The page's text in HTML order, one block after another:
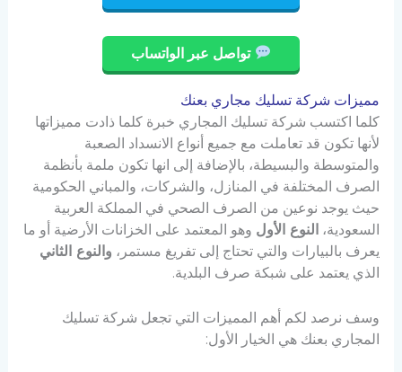
تواصل عبر الواتساب
مميزات شركة تسليك مجاري بعنك
كلما اكتسب شركة تسليك المجاري خبرة كلما ذادت مميزاتها
لأنها تكون قد تعاملت مع جميع أنواع الانسداد الصعبة
والمتوسطة والبسيطة، بالإضافة إلى انها تكون ملمة بأنظمة
الصرف المختلفة في المنازل، والشركات، والمباني الحكومية
حيث يوجد نوعين من الصرف الصحي في المملكة العربية
السعودية،النوع الأول وهو المعتمد على الخزانات الأرضية أو ما
يعرف بالبيارات والتي تحتاج إلى تفريغ مستمر، والنوع الثاني
الذي يعتمد على شبكة صرف البلدية.
وسف نرصد لكم أهم المميزات التي تجعل شركة تسليك
المجاري بعنك هي الخيار الأول: